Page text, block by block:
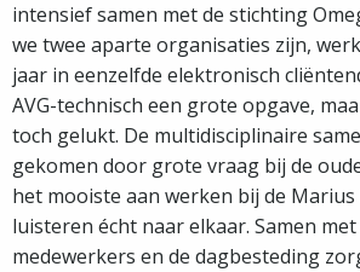
intensief samen met de stichting
we twee aparte organisaties zijn,
jaar in eenzelfde elektronisch
AVG-technisch een grote opgave,
toch gelukt. De multidisciplinaire
gekomen door grote vraag bij de
het mooiste aan werken bij de
luisteren écht naar elkaar. Samen
medewerkers en de dagbesteding